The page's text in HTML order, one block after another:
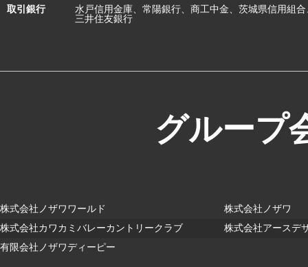
取引銀行
水戸信用金庫、常陽銀行、商工中金、茨城県信用組合
三井住友銀行
グループ
株式会社ノザワワールド
株式会社ノザワ
株式会社カワカミバレーカントリークラブ
株式会社アースデ
有限会社ノザワディーピー